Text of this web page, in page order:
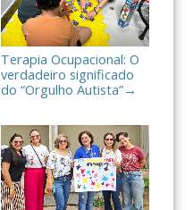
Terapia Ocupacional: O
verdadeiro significado
do “Orgulho Autista”→